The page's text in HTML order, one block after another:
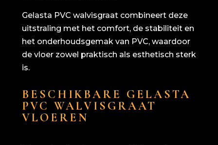
Gelasta PVC walvisgraat combineert deze
uitstraling met het comfort, de stabiliteit en
het onderhoudsgemak van PVC, waardoor
de vloer zowel praktisch als esthetisch sterk
is.
BESCHIKBARE GELASTA
PVC WALVISGRAAT
VLOEREN